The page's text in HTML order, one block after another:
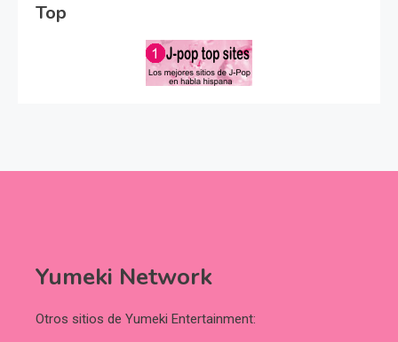
Top
Yumeki Network
Otros sitios de Yumeki Entertainment: